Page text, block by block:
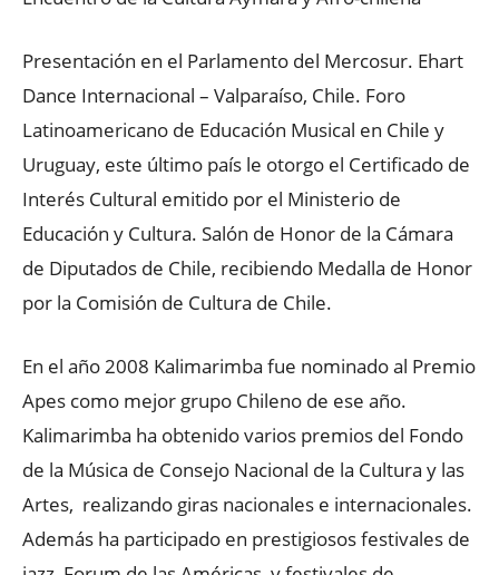
Presentación en el Parlamento del Mercosur. Ehart
Dance Internacional – Valparaíso, Chile. Foro
Latinoamericano de Educación Musical en Chile y
Uruguay, este último país le otorgo el Certificado de
Interés Cultural emitido por el Ministerio de
Educación y Cultura. Salón de Honor de la Cámara
de Diputados de Chile, recibiendo Medalla de Honor
por la Comisión de Cultura de Chile.
En el año 2008 Kalimarimba fue nominado al Premio
Apes como mejor grupo Chileno de ese año.
Kalimarimba ha obtenido varios premios del Fondo
de la Música de Consejo Nacional de la Cultura y las
Artes, realizando giras nacionales e internacionales.
Además ha participado en prestigiosos festivales de